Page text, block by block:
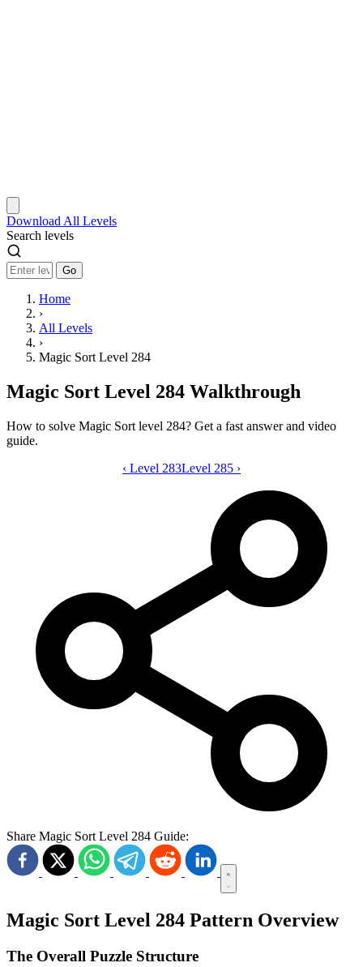
Download All Levels
Search levels
Go
Home
›
All Levels
›
Magic Sort Level 284
Magic Sort Level 284 Walkthrough
How to solve Magic Sort level 284? Get a fast answer and video
guide.
Magic Sort level 284 video guide
‹ Level 283Level 285 ›
Share Magic Sort Level 284 Guide:
Magic Sort Level 284 Pattern Overview
The Overall Puzzle Structure